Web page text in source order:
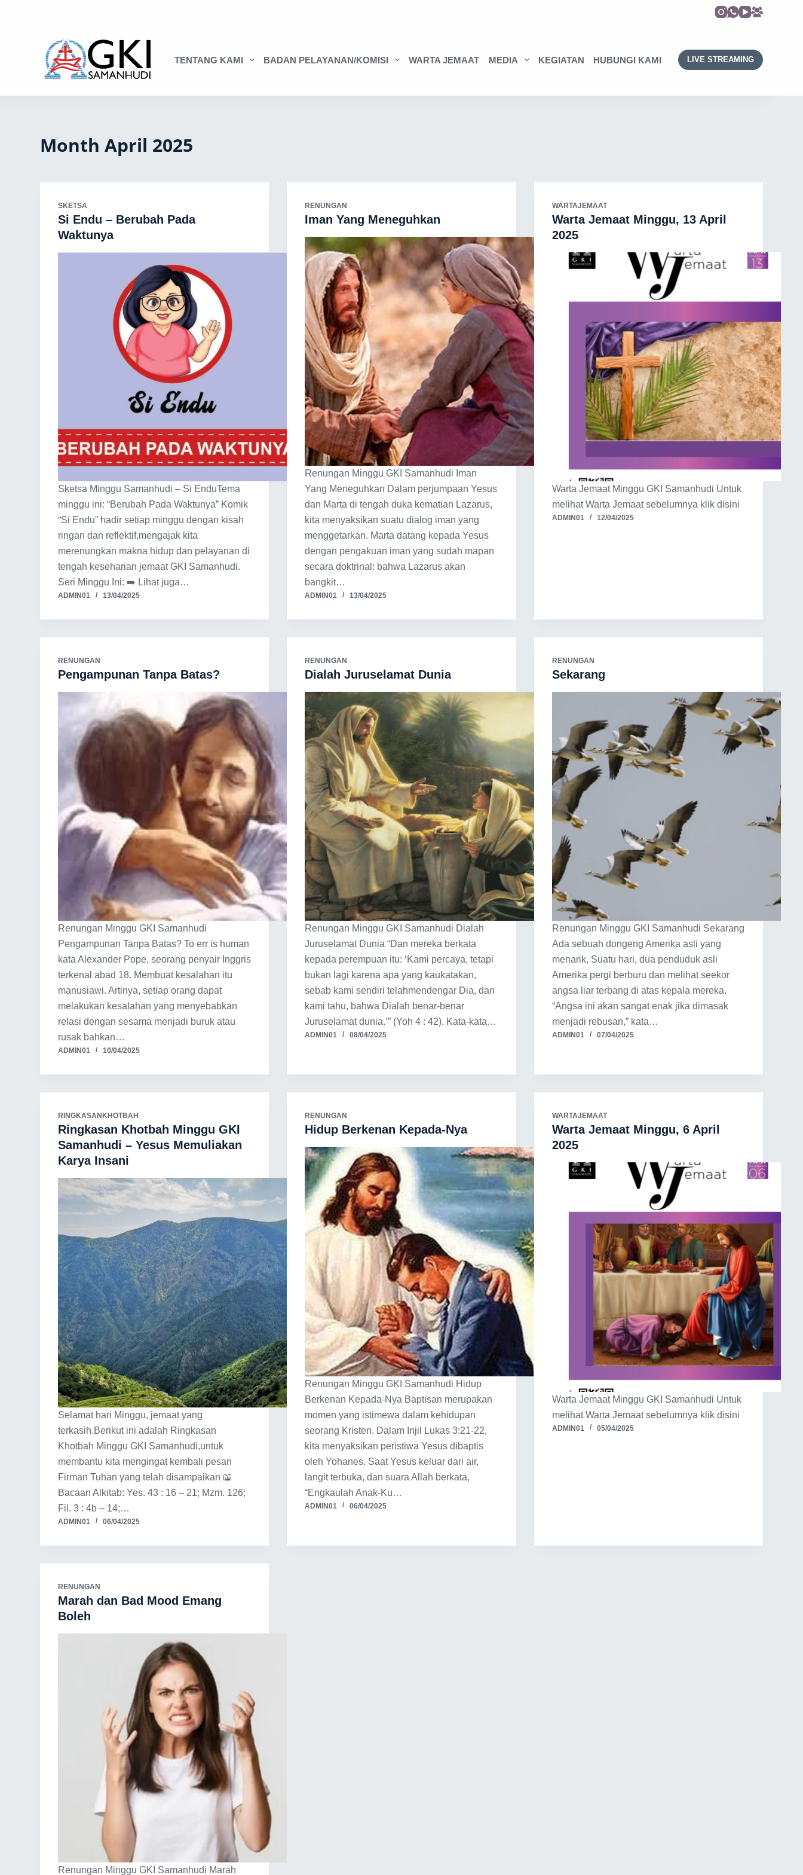
TENTANG KAMI BADAN PELAYANAN/KOMISI WARTA JEMAAT MEDIA KEGIATAN HUBUNGI KAMI LIVE STREAMING
Month April 2025
SKETSA
Si Endu – Berubah Pada
Waktunya
Sketsa Minggu Samanhudi – Si EnduTema
minggu ini: “Berubah Pada Waktunya” Komik
“Si Endu” hadir setiap minggu dengan kisah
ringan dan reflektif,mengajak kita
merenungkan makna hidup dan pelayanan di
tengah keseharian jemaat GKI Samanhudi.
Seri Minggu Ini: ➡️ Lihat juga…
ADMIN01 13/04/2025
RENUNGAN
Iman Yang Meneguhkan
Renungan Minggu GKI Samanhudi Iman
Yang Meneguhkan Dalam perjumpaan Yesus
dan Marta di tengah duka kematian Lazarus,
kita menyaksikan suatu dialog iman yang
menggetarkan. Marta datang kepada Yesus
dengan pengakuan iman yang sudah mapan
secara doktrinal: bahwa Lazarus akan
bangkit…
ADMIN01 13/04/2025
WARTAJEMAAT
Warta Jemaat Minggu, 13 April
2025
Warta Jemaat Minggu GKI Samanhudi Untuk
melihat Warta Jemaat sebelumnya klik disini
ADMIN01 12/04/2025
RENUNGAN
Pengampunan Tanpa Batas?
Renungan Minggu GKI Samanhudi
Pengampunan Tanpa Batas? To err is human
kata Alexander Pope, seorang penyair Inggris
terkenal abad 18. Membuat kesalahan itu
manusiawi. Artinya, setiap orang dapat
melakukan kesalahan yang menyebabkan
relasi dengan sesama menjadi buruk atau
rusak bahkan…
ADMIN01 10/04/2025
RENUNGAN
Dialah Juruselamat Dunia
Renungan Minggu GKI Samanhudi Dialah
Juruselamat Dunia “Dan mereka berkata
kepada perempuan itu: ‘Kami percaya, tetapi
bukan lagi karena apa yang kaukatakan,
sebab kami sendiri telahmendengar Dia, dan
kami tahu, bahwa Dialah benar-benar
Juruselamat dunia.’” (Yoh 4 : 42). Kata-kata…
ADMIN01 08/04/2025
RENUNGAN
Sekarang
Renungan Minggu GKI Samanhudi Sekarang
Ada sebuah dongeng Amerika asli yang
menarik, Suatu hari, dua penduduk asli
Amerika pergi berburu dan melihat seekor
angsa liar terbang di atas kepala mereka.
“Angsa ini akan sangat enak jika dimasak
menjadi rebusan,” kata…
ADMIN01 07/04/2025
RINGKASANKHOTBAH
Ringkasan Khotbah Minggu GKI
Samanhudi – Yesus Memuliakan
Karya Insani
Selamat hari Minggu, jemaat yang
terkasih.Berikut ini adalah Ringkasan
Khotbah Minggu GKI Samanhudi,untuk
membantu kita mengingat kembali pesan
Firman Tuhan yang telah disampaikan 📖
Bacaan Alkitab: Yes. 43 : 16 – 21; Mzm. 126;
Fil. 3 : 4b – 14;…
ADMIN01 06/04/2025
RENUNGAN
Hidup Berkenan Kepada-Nya
Renungan Minggu GKI Samanhudi Hidup
Berkenan Kepada-Nya Baptisan merupakan
momen yang istimewa dalam kehidupan
seorang Kristen. Dalam Injil Lukas 3:21-22,
kita menyaksikan peristiwa Yesus dibaptis
oleh Yohanes. Saat Yesus keluar dari air,
langit terbuka, dan suara Allah berkata,
“Engkaulah Anak-Ku…
ADMIN01 06/04/2025
WARTAJEMAAT
Warta Jemaat Minggu, 6 April
2025
Warta Jemaat Minggu GKI Samanhudi Untuk
melihat Warta Jemaat sebelumnya klik disini
ADMIN01 05/04/2025
RENUNGAN
Marah dan Bad Mood Emang
Boleh
Renungan Minggu GKI Samanhudi Marah